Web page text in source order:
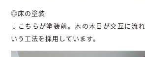
◎床の塗装
↓こちらが塗装前。木の木目が交互に流
いう工法を採用しています。